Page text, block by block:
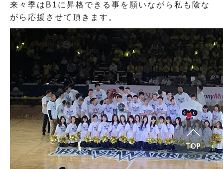
来々季はB1に昇格できる事を願いながら私も陰な
がら応援させて頂きます。